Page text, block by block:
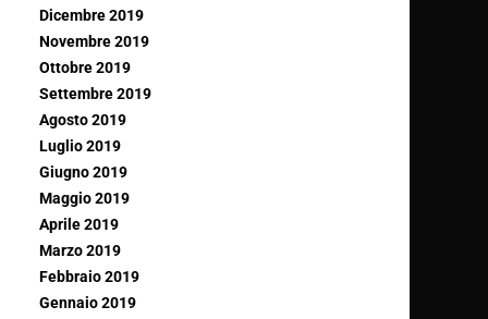
Dicembre 2019
Novembre 2019
Ottobre 2019
Settembre 2019
Agosto 2019
Luglio 2019
Giugno 2019
Maggio 2019
Aprile 2019
Marzo 2019
Febbraio 2019
Gennaio 2019